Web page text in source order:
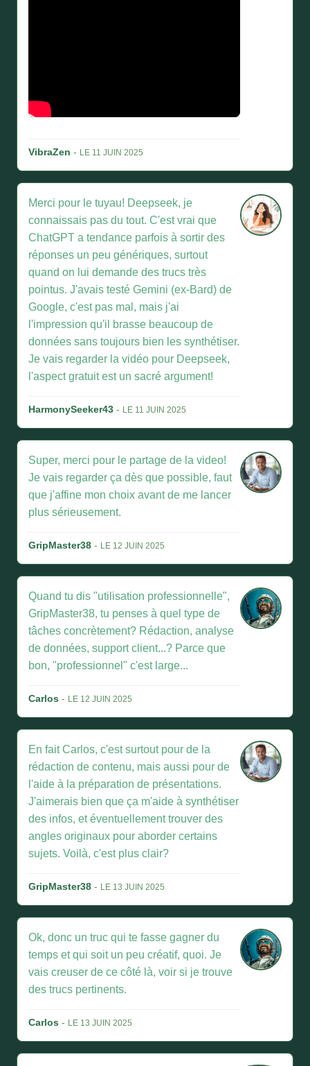
VibraZen - LE 11 JUIN 2025
Merci pour le tuyau! Deepseek, je
connaissais pas du tout. C'est vrai que
ChatGPT a tendance parfois à sortir des
réponses un peu génériques, surtout
quand on lui demande des trucs très
pointus. J'avais testé Gemini (ex-Bard) de
Google, c'est pas mal, mais j'ai
l'impression qu'il brasse beaucoup de
données sans toujours bien les synthétiser.
Je vais regarder la vidéo pour Deepseek,
l'aspect gratuit est un sacré argument!
HarmonySeeker43 - LE 11 JUIN 2025
Super, merci pour le partage de la video!
Je vais regarder ça dès que possible, faut
que j'affine mon choix avant de me lancer
plus sérieusement.
GripMaster38 - LE 12 JUIN 2025
Quand tu dis "utilisation professionnelle",
GripMaster38, tu penses à quel type de
tâches concrètement? Rédaction, analyse
de données, support client...? Parce que
bon, "professionnel" c'est large...
Carlos - LE 12 JUIN 2025
En fait Carlos, c'est surtout pour de la
rédaction de contenu, mais aussi pour de
l'aide à la préparation de présentations.
J'aimerais bien que ça m'aide à synthétiser
des infos, et éventuellement trouver des
angles originaux pour aborder certains
sujets. Voilà, c'est plus clair?
GripMaster38 - LE 13 JUIN 2025
Ok, donc un truc qui te fasse gagner du
temps et qui soit un peu créatif, quoi. Je
vais creuser de ce côté là, voir si je trouve
des trucs pertinents.
Carlos - LE 13 JUIN 2025